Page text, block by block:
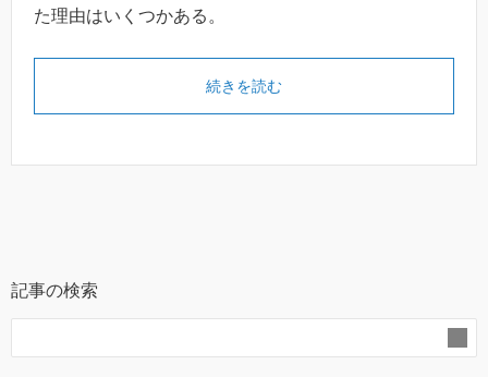
た理由はいくつかある。
続きを読む
記事の検索